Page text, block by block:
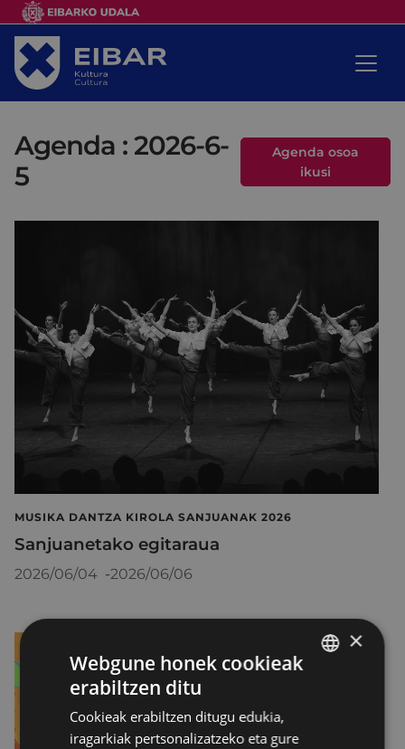
Agenda : 2026-6-
5
Agenda osoa
ikusi
MUSIKA DANTZA KIROLA SANJUANAK 2026
Sanjuanetako egitaraua
2026/06/04 -2026/06/06
×
Webgune honek cookieak
erabiltzen ditu
Cookieak erabiltzen ditugu edukia,
iragarkiak pertsonalizatzeko eta gure